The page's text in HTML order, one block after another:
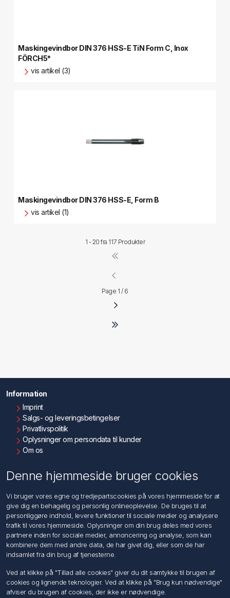
Maskingevindbor DIN 376 HSS-E TiN Form C, Inox
FÖRCH5*
vis artikel (3)
Maskingevindbor DIN 376 HSS-E, Form B
vis artikel (1)
1 - 20 fra 117 Produkter
Page 1 / 6
Information
Imprint
Salgs- og leveringsbetingelser
Privatlivspolitik
Oplysninger om persondata til kunder
Om os
Søg
Min konto
Min konto
Ordrer
Adresser
Ansøg om Sælger konto
Denne hjemmeside bruger cookies
Vi bruger vores egne og tredjepartscookies på vores hjemmeside for at
give dig en behagelig og personlig onlineoplevelse. De bruges til at
personliggøre indhold, levere funktioner til sociale medier og analysere
trafik til vores hjemmeside. Oplysninger om din brug deles med vores
partnere inden for sociale medier, annoncering og analyse, som kan
kombinere dem med andre data, de har givet dig, eller som de har
indsamlet fra din brug af tjenesterne.
Ved at klikke på "Tillad alle cookies" giver du dit samtykke til brugen af
cookies og lignende teknologier. Ved at klikke på "Brug kun nødvendige"
afviser du brugen af cookies, der ikke er nødvendige.